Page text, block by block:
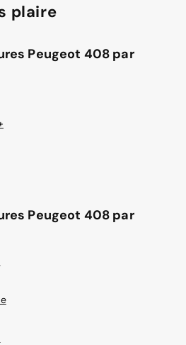
plaire
Peugeot 408 par
Peugeot 408 par